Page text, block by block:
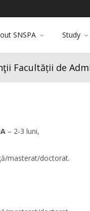
SNSPA Study
Facultății de
– 2-3 luni,
masterat/doctorat.